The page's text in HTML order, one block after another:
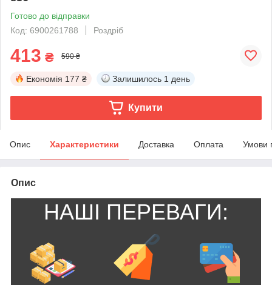
Готово до відправки
Код: 6900261788
Роздріб
413 ₴ 590 ₴
Економія 177 ₴ Залишилось 1 день
Купити
Опис Характеристики Доставка Оплата Умови
Опис
НАШІ ПЕРЕВАГИ: